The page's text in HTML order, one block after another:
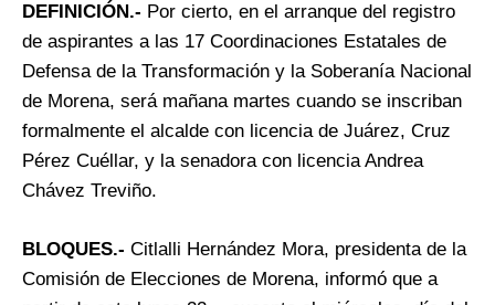
DEFINICIÓN.- Por cierto, en el arranque del registro
de aspirantes a las 17 Coordinaciones Estatales de
Defensa de la Transformación y la Soberanía Nacional
de Morena, será mañana martes cuando se inscriban
formalmente el alcalde con licencia de Juárez, Cruz
Pérez Cuéllar, y la senadora con licencia Andrea
Chávez Treviño.
BLOQUES.- Citlalli Hernández Mora, presidenta de la
Comisión de Elecciones de Morena, informó que a